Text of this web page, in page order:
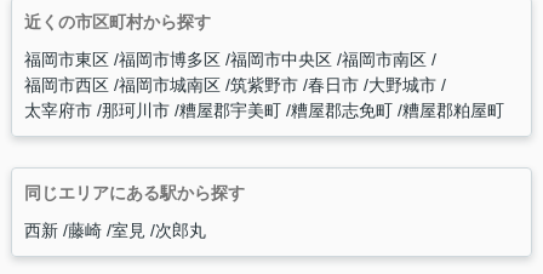
近くの市区町村から探す
福岡市東区 福岡市博多区 福岡市中央区 福岡市南区
福岡市西区 福岡市城南区 筑紫野市 春日市 大野城市
太宰府市 那珂川市 糟屋郡宇美町 糟屋郡志免町 糟屋郡粕屋町
同じエリアにある駅から探す
西新 藤崎 室見 次郎丸